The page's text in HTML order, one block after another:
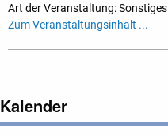
Art der Veranstaltung: Sonstiges
Zum Veranstaltungsinhalt ...
Kalender